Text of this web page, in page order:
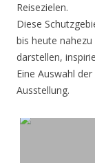
Reisezielen.
Diese
bis heute
darstellen,
Eine Auswahl
Ausstellung.